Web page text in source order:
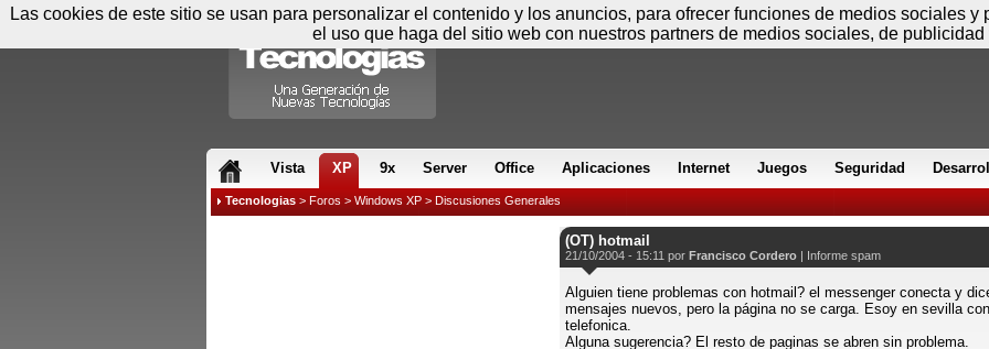
Vista XP 9x Server Office Aplicaciones Internet Juegos Seguridad
Tecnologias > Foros > Windows XP > Discusiones Generales
(OT) hotmail
21/10/2004 - 15:11 por Francisco Cordero | Informe spam
Alguien tiene problemas con hotmail? el messenger conecta y
mensajes nuevos, pero la página no se carga. Esoy en sevilla
telefonica.
Alguna sugerencia? El resto de paginas se abren sin problema.
Las cookies de este sitio se usan para personalizar el contenido y los anuncios, para ofrecer funciones de medios sociales
el uso que haga del sitio web con nuestros partners de medios sociales, de